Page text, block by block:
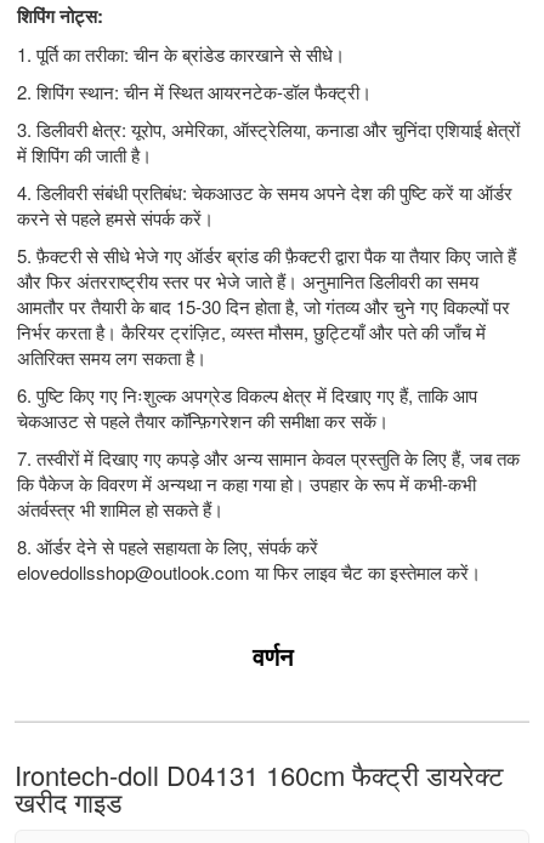
शिपिंग नोट्स:
1. पूर्ति का तरीका: चीन के ब्रांडेड कारखाने से सीधे।
2. शिपिंग स्थान: चीन में स्थित आयरनटेक-डॉल फैक्ट्री।
3. डिलीवरी क्षेत्र: यूरोप, अमेरिका, ऑस्ट्रेलिया, कनाडा और चुनिंदा एशियाई क्षेत्रों
में शिपिंग की जाती है।
4. डिलीवरी संबंधी प्रतिबंध: चेकआउट के समय अपने देश की पुष्टि करें या ऑर्डर
करने से पहले हमसे संपर्क करें।
5. फ़ैक्टरी से सीधे भेजे गए ऑर्डर ब्रांड की फ़ैक्टरी द्वारा पैक या तैयार किए जाते हैं
और फिर अंतरराष्ट्रीय स्तर पर भेजे जाते हैं। अनुमानित डिलीवरी का समय
आमतौर पर तैयारी के बाद 15-30 दिन होता है, जो गंतव्य और चुने गए विकल्पों पर
निर्भर करता है। कैरियर ट्रांज़िट, व्यस्त मौसम, छुट्टियाँ और पते की जाँच में
अतिरिक्त समय लग सकता है।
6. पुष्टि किए गए निःशुल्क अपग्रेड विकल्प क्षेत्र में दिखाए गए हैं, ताकि आप
चेकआउट से पहले तैयार कॉन्फ़िगरेशन की समीक्षा कर सकें।
7. तस्वीरों में दिखाए गए कपड़े और अन्य सामान केवल प्रस्तुति के लिए हैं, जब तक
कि पैकेज के विवरण में अन्यथा न कहा गया हो। उपहार के रूप में कभी-कभी
अंतर्वस्त्र भी शामिल हो सकते हैं।
8. ऑर्डर देने से पहले सहायता के लिए, संपर्क करें
elovedollsshop@outlook.comया फिर लाइव चैट का इस्तेमाल करें।
वर्णन
Irontech-doll D04131 160cm फैक्ट्री डायरेक्ट
खरीद गाइड